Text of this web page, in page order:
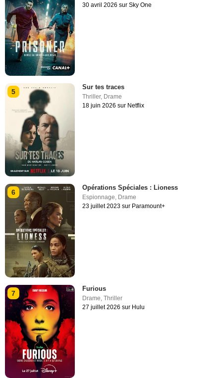
30 avril 2026 sur Sky One
5
Sur tes traces
Thriller, Drame
18 juin 2026 sur Netflix
6
Opérations Spéciales : Lioness
Espionnage, Drame
23 juillet 2023 sur Paramount+
7
Furious
Drame ,Thriller
27 juillet 2026 sur Hulu